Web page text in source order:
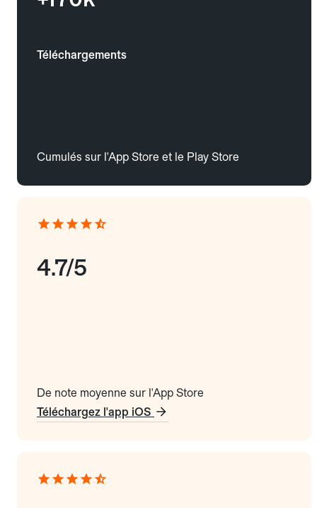
Téléchargements
Cumulés sur l'App Store et le Play Store
4.7/5
De note moyenne sur l'App Store
Téléchargez l'app iOS